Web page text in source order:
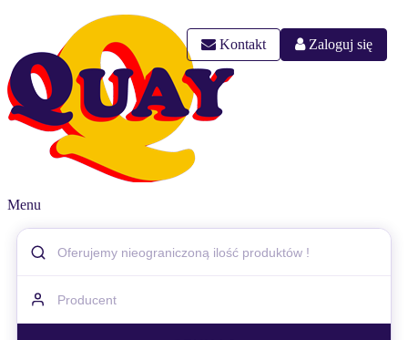
Kontakt Zaloguj się
Menu